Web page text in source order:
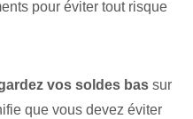
pour éviter tout risque
vos soldes bas sur
que vous devez éviter